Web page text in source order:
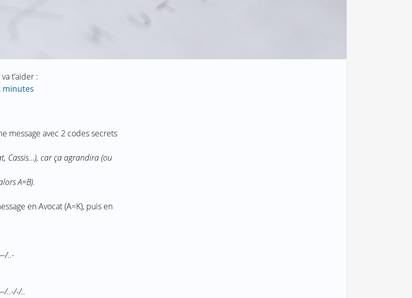
t’aider :
minutes
message avec 2 codes secrets
Cassis...), car ça agrandira (ou
A=B).
en Avocat (A=K), puis en
..-
..-/-/..